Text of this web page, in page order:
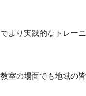
より実践的なトレーニ
室の場面でも地域の皆